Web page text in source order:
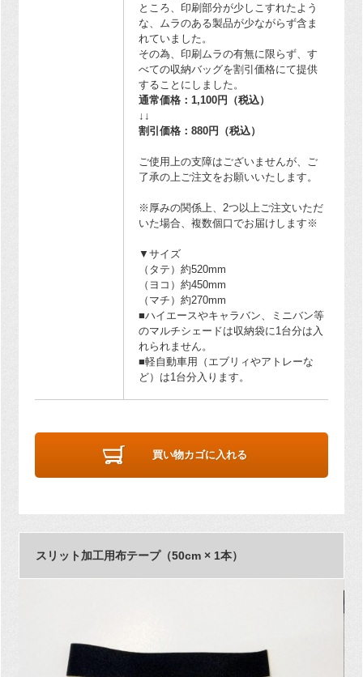
ところ、印刷部分が少しこすれたよう
な、ムラのある製品が少ながらず含ま
れていました。
その為、印刷ムラの有無に限らず、す
べての収納バッグを割引価格にて提供
することにしました。
通常価格：1,100円（税込）
↓↓
割引価格：880円（税込）
ご使用上の支障はございませんが、ご
了承の上ご注文をお願いいたします。
※厚みの関係上、2つ以上ご注文いただ
いた場合、複数個口でお届けします※
▼サイズ
（タテ）約520mm
（ヨコ）約450mm
（マチ）約270mm
■ハイエースやキャラバン、ミニバン等
のマルチシェードは収納袋に1台分は入
れられません。
■軽自動車用（エブリィやアトレーな
ど）は1台分入ります。
買い物カゴに入れる
スリット加工用布テープ（50cm × 1本）